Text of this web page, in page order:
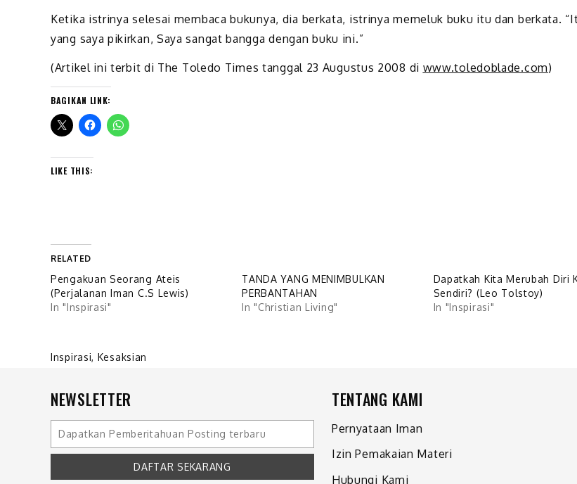
Ketika istrinya selesai membaca bukunya, dia berkata, istrinya memeluk buku itu dan berkata.
yang saya pikirkan, Saya sangat bangga dengan buku ini.”
(Artikel ini terbit di The Toledo Times tanggal 23 Augustus 2008 di www.toledoblade.com)
BAGIKAN LINK:
LIKE THIS:
RELATED
Pengakuan Seorang Ateis
(Perjalanan Iman C.S Lewis)
In "Inspirasi"
TANDA YANG MENIMBULKAN
PERBANTAHAN
In "Christian Living"
Dapatkah Kita Merubah Diri
Sendiri? (Leo Tolstoy)
In "Inspirasi"
Inspirasi, Kesaksian
NEWSLETTER TENTANG KAMI
Pernyataan Iman
Izin Pemakaian Materi
Hubungi Kami